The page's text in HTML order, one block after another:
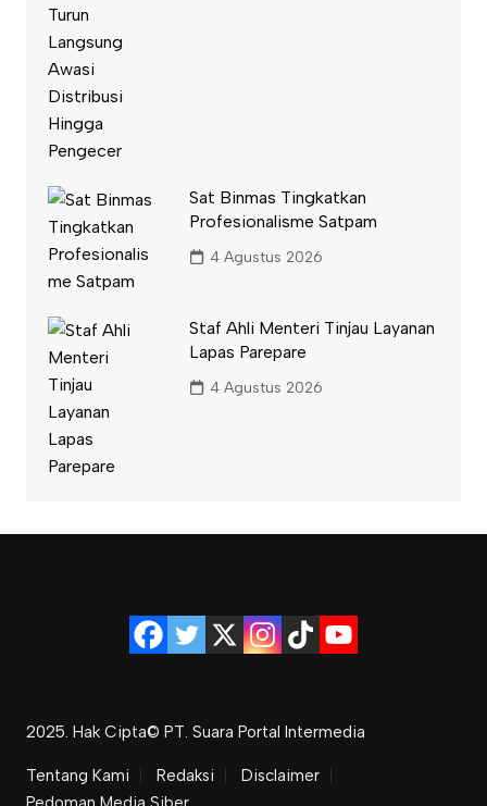
Sat Binmas Tingkatkan
Profesionalisme Satpam
4 Agustus 2026
Staf Ahli Menteri Tinjau Layanan
Lapas Parepare
4 Agustus 2026
2025. Hak Cipta© PT. Suara Portal Intermedia
Tentang Kami Redaksi
Disclaimer